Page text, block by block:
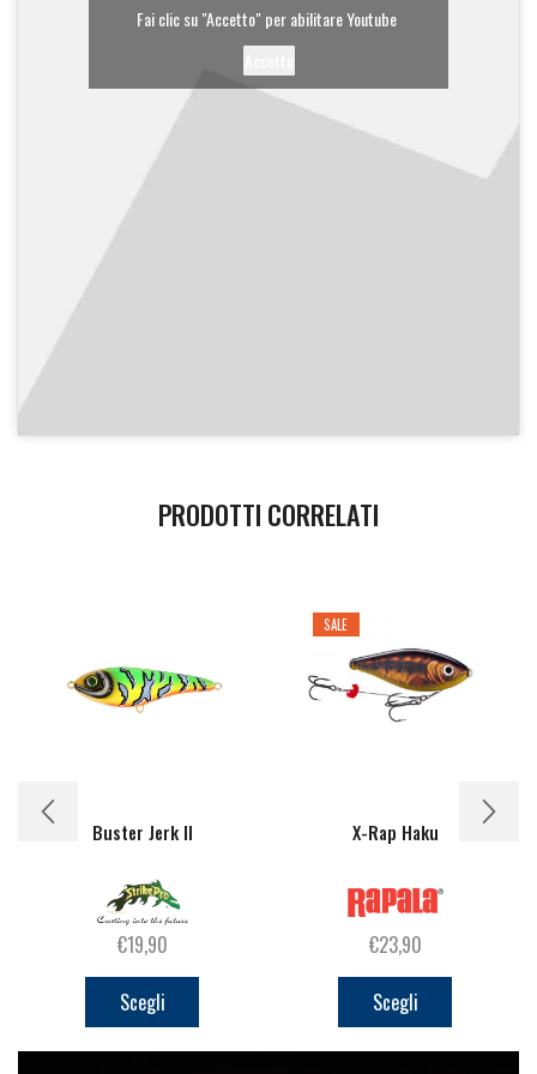
Fai clic su "Accetto" per abilitare Youtube
PRODOTTI CORRELATI
Buster Jerk II
€19,90
Scegli
Questo
ha
più
SALE
X-Rap Haku
€23,90
Scegli
Questo
ha
più